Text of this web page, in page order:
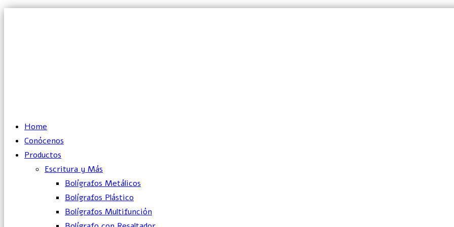
Home
Conócenos
Productos
Escritura y Más
Bolígrafos Metálicos
Bolígrafos Plástico
Bolígrafos Multifunción